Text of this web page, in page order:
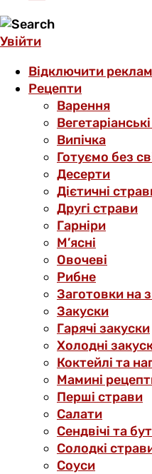
Увійти
Відключити
Рецепти
Варення
Випічка
Готуємо без
Десерти
Дієтичні
Другі страви
Гарніри
М’ясні
Овочеві
Рибне
Заготовки на
Закуски
Гарячі закуски
Холодні
Коктейлі та
Мамині
Перші страви
Салати
Сендвічі та
Солодкі
Соуси